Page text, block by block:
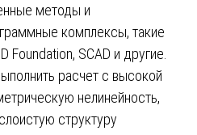
методы и
комплексы, такие
SCAD и другие.
расчет с высокой
нелинейность,
структуру